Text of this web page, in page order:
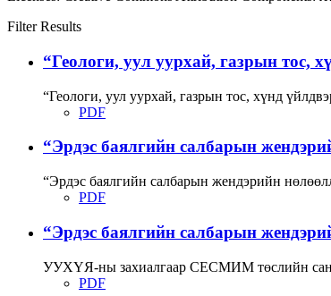
Filter Results
“Геологи, уул уурхай, газрын тос,
“Геологи, уул уурхай, газрын тос, хүнд
PDF
“Эрдэс баялгийн салбарын
“Эрдэс баялгийн салбарын жендэрийн
PDF
“Эрдэс баялгийн салбарын
УУХҮЯ-ны захиалгаар СЕСМИМ төслийн
PDF